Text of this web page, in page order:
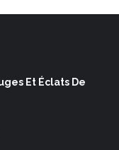
Et Éclats De